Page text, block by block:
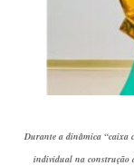
Durante a dinâmica “caixa
individual na construção